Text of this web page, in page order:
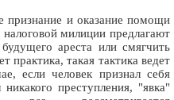
признание и оказание помощи
милиции предлагают
ареста или смягчить
практика, такая тактика ведет
если человек признал себя
преступления, "явка"